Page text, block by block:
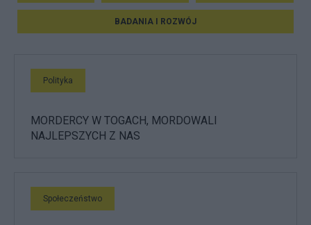
BADANIA I ROZWÓJ
Polityka
MORDERCY W TOGACH, MORDOWALI
NAJLEPSZYCH Z NAS
Społeczeństwo